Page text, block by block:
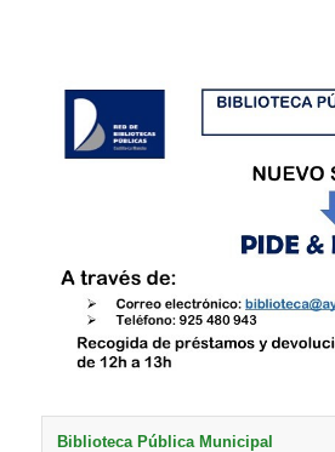
Biblioteca Pública Municipal